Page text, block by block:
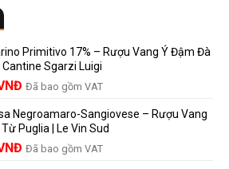
lựa
chọn
đáng
nhãn
rượu
vang
và
những
người
Được
Bao
Lâu?
Dẫn
Lưu
Trữ
Và
Primitivo 17% – Rượu Vang Ý Đậm Đà
Sgarzi Luigi
Giá
tại
là:
780.000 VNĐ.
Đã bao gồm VAT
Negroamaro-Sangiovese – Rượu Vang
Puglia | Le Vin Sud
Giá
Đã bao gồm VAT